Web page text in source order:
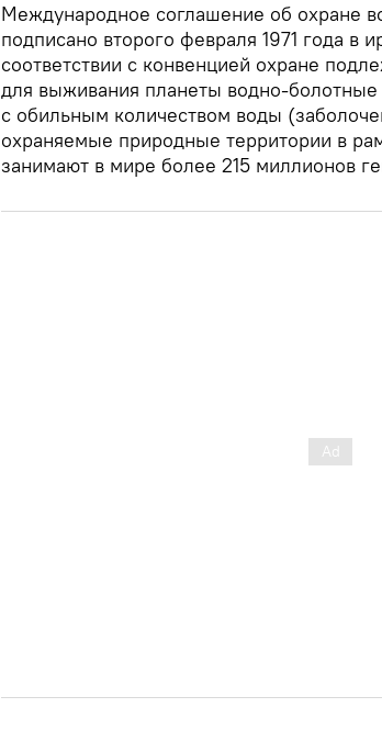
Международное соглашение об охране
подписано второго февраля 1971 года в
соответствии с конвенцией охране
для выживания планеты водно-болотные
с обильным количеством воды
охраняемые природные территории в
занимают в мире более 215 миллионов